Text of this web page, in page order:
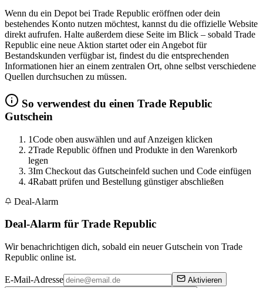
Wenn du ein Depot bei Trade Republic eröffnen oder dein
bestehendes Konto nutzen möchtest, kannst du die offizielle Website
direkt aufrufen. Halte außerdem diese Seite im Blick – sobald Trade
Republic eine neue Aktion startet oder ein Angebot für
Bestandskunden verfügbar ist, findest du die entsprechenden
Informationen hier an einem zentralen Ort, ohne selbst verschiedene
Quellen durchsuchen zu müssen.
So verwendest du einen Trade Republic
Gutschein
1Code oben auswählen und auf Anzeigen klicken
2Trade Republic öffnen und Produkte in den Warenkorb
legen
3Im Checkout das Gutscheinfeld suchen und Code einfügen
4Rabatt prüfen und Bestellung günstiger abschließen
Deal-Alarm
Deal-Alarm für Trade Republic
Wir benachrichtigen dich, sobald ein neuer Gutschein von Trade
Republic online ist.
E-Mail-Adresse
Aktivieren